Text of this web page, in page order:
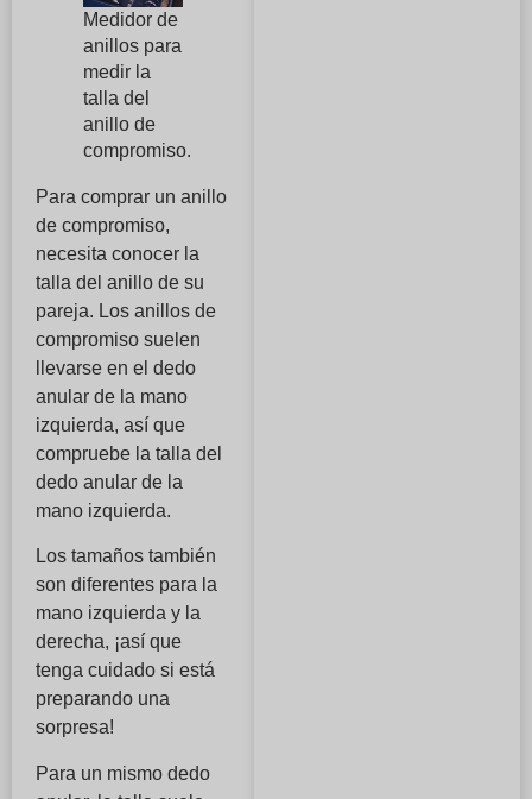
Medidor de
anillos para
medir la
talla del
anillo de
compromiso.
Para comprar un anillo
de compromiso,
necesita conocer la
talla del anillo de su
pareja. Los anillos de
compromiso suelen
llevarse en el dedo
anular de la mano
izquierda, así que
compruebe la talla del
dedo anular de la
mano izquierda.
Los tamaños también
son diferentes para la
mano izquierda y la
derecha, ¡así que
tenga cuidado si está
preparando una
sorpresa!
Para un mismo dedo